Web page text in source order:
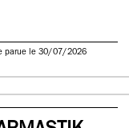
parue le 30/07/2026